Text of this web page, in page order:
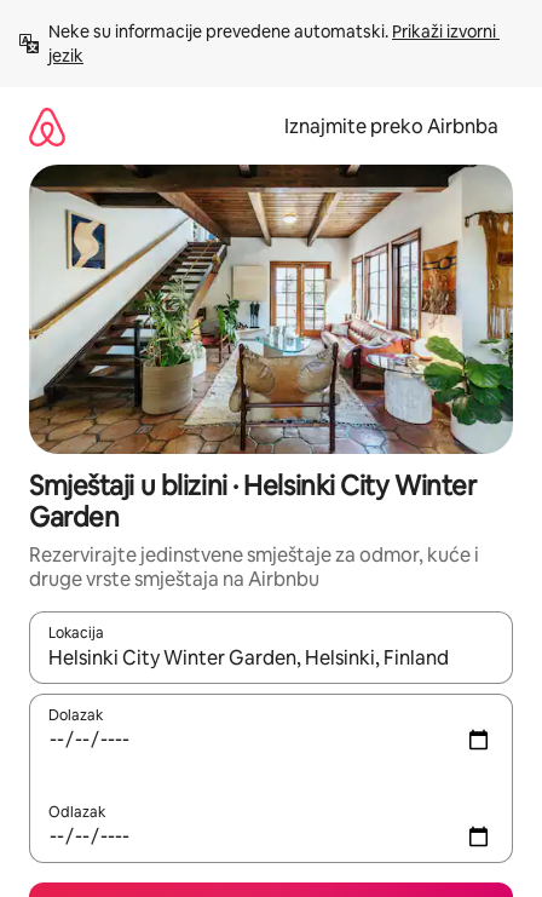
sadržaj
Neke su informacije prevedene automatski. Prikaži izvorni
jezik
Iznajmite preko Airbnba
Smještaji u blizini · Helsinki City Winter
Garden
Rezervirajte jedinstvene smještaje za odmor, kuće i
druge vrste smještaja na Airbnbu
Lokacija
Kada budu dostupni rezultati, moći ćete ih pregledati
Dolazak
Odlazak